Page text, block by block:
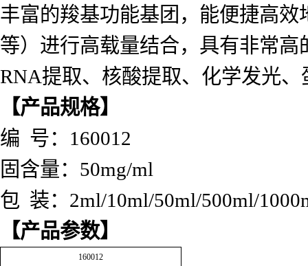
丰富的羧基功能基团，能便捷高
等）进行高载量结合，具有非常
RNA提取、核酸提取、化学发光、
【产品规格】
编 号：160012
固含量：50mg/ml
包 装：2ml/10ml/50ml/500ml/
【产品参数】
160012